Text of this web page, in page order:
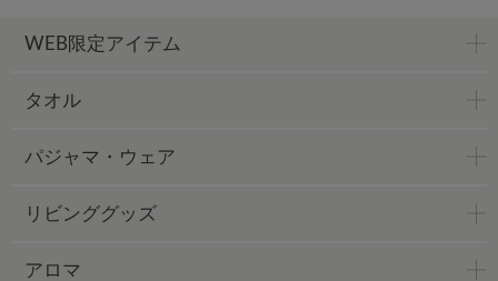
WEB限定アイテム
タオル
パジャマ・ウェア
リビンググッズ
アロマ